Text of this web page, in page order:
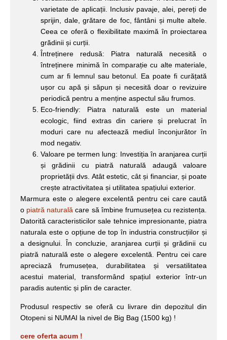
varietate de aplicații. Inclusiv pavaje, alei, pereți de
sprijin, dale, grătare de foc, fântâni și multe altele.
Ceea ce oferă o flexibilitate maximă în proiectarea
grădinii și curții.
Întreținere redusă: Piatra naturală necesită o
întreținere minimă în comparație cu alte materiale,
cum ar fi lemnul sau betonul. Ea poate fi curățată
ușor cu apă și săpun și necesită doar o revizuire
periodică pentru a menține aspectul său frumos.
Eco-friendly: Piatra naturală este un material
ecologic, fiind extras din cariere și prelucrat în
moduri care nu afectează mediul înconjurător în
mod negativ.
Valoare pe termen lung: Investiția în aranjarea curții
și grădinii cu piatră naturală adaugă valoare
proprietății dvs. Atât estetic, cât și financiar, și poate
crește atractivitatea și utilitatea spațiului exterior.
Marmura este o alegere excelentă pentru cei care caută
o piatră naturală care să îmbine frumusețea cu rezistența.
Datorită caracteristicilor sale tehnice impresionante, piatra
naturala este o opțiune de top în industria construcțiilor și
a designului. În concluzie, aranjarea curții și grădinii cu
piatră naturală este o alegere excelentă. Pentru cei care
apreciază frumusețea, durabilitatea și versatilitatea
acestui material, transformând spațiul exterior într-un
paradis autentic și plin de caracter.
Produsul respectiv se oferă cu livrare din depozitul din
Otopeni si NUMAI la nivel de Big Bag (1500 kg) !
cere oferta acum !